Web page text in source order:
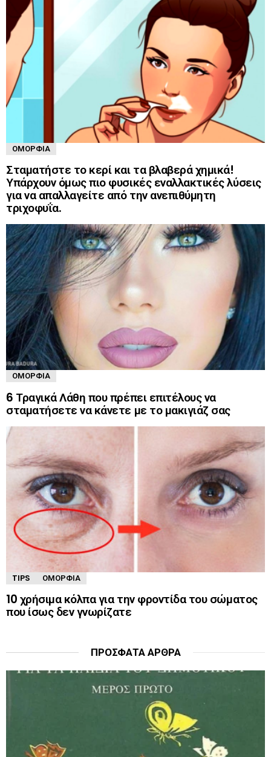
ΟΜΟΡΦΙΆ
Σταματήστε το κερί και τα βλαβερά χημικά!
Υπάρχουν όμως πιο φυσικές εναλλακτικές λύσεις
για να απαλλαγείτε από την ανεπιθύμητη
τριχοφυΐα.
ΟΜΟΡΦΙΆ
6 Τραγικά Λάθη που πρέπει επιτέλους να
σταματήσετε να κάνετε με το μακιγιάζ σας
TIPS ΟΜΟΡΦΙΆ
10 χρήσιμα κόλπα για την φροντίδα του σώματος
που ίσως δεν γνωρίζατε
ΠΡΌΣΦΑΤΑ ΆΡΘΡΑ